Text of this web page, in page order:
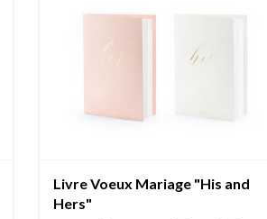
Livre Voeux Mariage "His and
Hers"